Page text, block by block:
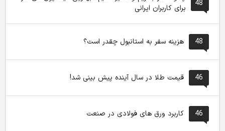
48
برای کاربران ایرانی
48 هزینه سفر به استانبول چقدر است؟
46 قیمت طلا در سال آینده پیش بینی شد!
46 کاربرد ورق های فولادی در صنعت